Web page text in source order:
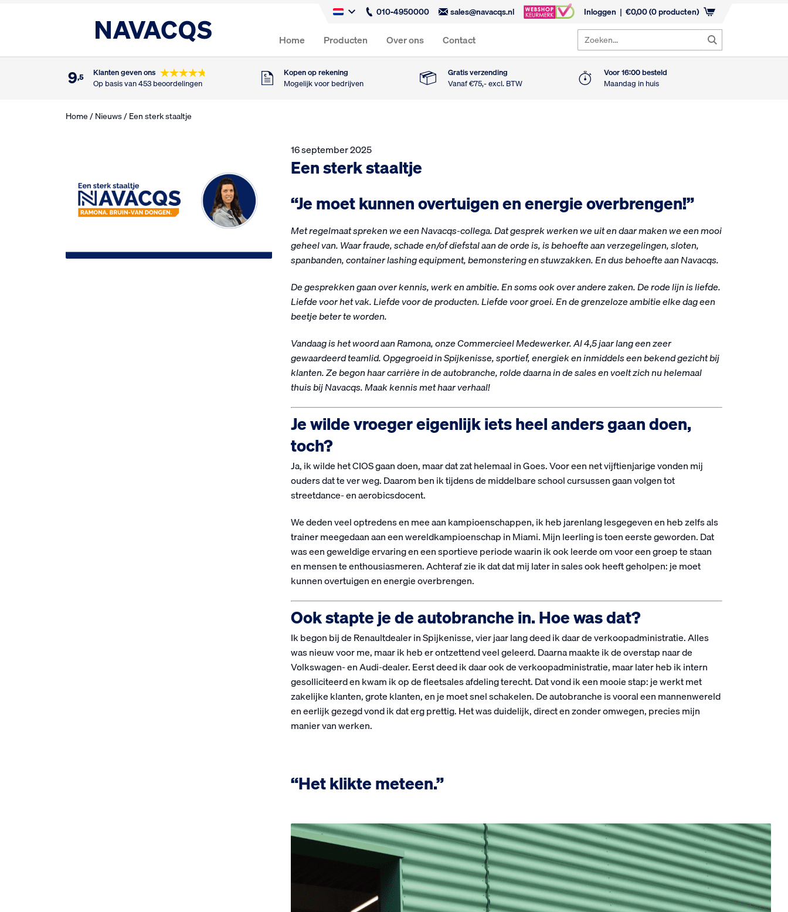
010-4950000 sales@navacqs.nl Inloggen €0,00(0 producten)
Home Producten Over ons Contact Zoeken...
9,5
Klanten geven ons
Op basis van 453 beoordelingen
Kopen op rekening
Mogelijk voor bedrijven
Gratis verzending
Vanaf €75,- excl. BTW
Voor 16:00 besteld
Maandag in huis
Home/Nieuws/ Een sterk staaltje
16 september 2025
Een sterk staaltje
“Je moet kunnen overtuigen en energie overbrengen!”
Met regelmaat spreken we een Navacqs-collega. Dat gesprek werken we uit en daar maken we een mooi
geheel van. Waar fraude, schade en/of diefstal aan de orde is, is behoefte aan verzegelingen, sloten,
spanbanden, container lashing equipment, bemonstering en stuwzakken. En dus behoefte aan Navacqs.
De gesprekken gaan over kennis, werk en ambitie. En soms ook over andere zaken. De rode lijn is liefde.
Liefde voor het vak. Liefde voor de producten. Liefde voor groei. En de grenzeloze ambitie elke dag een
beetje beter te worden.
Vandaag is het woord aan Ramona, onze Commercieel Medewerker. Al 4,5 jaar lang een zeer
gewaardeerd teamlid. Opgegroeid in Spijkenisse, sportief, energiek en inmiddels een bekend gezicht bij
klanten. Ze begon haar carrière in de autobranche, rolde daarna in de sales en voelt zich nu helemaal
thuis bij Navacqs. Maak kennis met haar verhaal!
Je wilde vroeger eigenlijk iets heel anders gaan doen,
toch?
Ja, ik wilde het CIOS gaan doen, maar dat zat helemaal in Goes. Voor een net vijftienjarige vonden mij
ouders dat te ver weg. Daarom ben ik tijdens de middelbare school cursussen gaan volgen tot
streetdance- en aerobicsdocent.
We deden veel optredens en mee aan kampioenschappen, ik heb jarenlang lesgegeven en heb zelfs als
trainer meegedaan aan een wereldkampioenschap in Miami. Mijn leerling is toen eerste geworden. Dat
was een geweldige ervaring en een sportieve periode waarin ik ook leerde om voor een groep te staan
en mensen te enthousiasmeren. Achteraf zie ik dat dat mij later in sales ook heeft geholpen: je moet
kunnen overtuigen en energie overbrengen.
Ook stapte je de autobranche in. Hoe was dat?
Ik begon bij de Renaultdealer in Spijkenisse, vier jaar lang deed ik daar de verkoopadministratie. Alles
was nieuw voor me, maar ik heb er ontzettend veel geleerd. Daarna maakte ik de overstap naar de
Volkswagen- en Audi-dealer. Eerst deed ik daar ook de verkoopadministratie, maar later heb ik intern
gesolliciteerd en kwam ik op de fleetsales afdeling terecht. Dat vond ik een mooie stap: je werkt met
zakelijke klanten, grote klanten, en je moet snel schakelen. De autobranche is vooral een mannenwereld
en eerlijk gezegd vond ik dat erg prettig. Het was duidelijk, direct en zonder omwegen, precies mijn
manier van werken.
“Het klikte meteen.”